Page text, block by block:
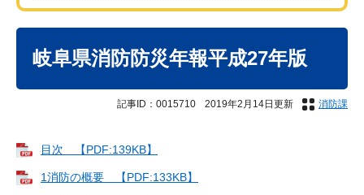
岐阜県消防防災年報平成27年版
記事ID：0015710 2019年2月14日更新 消防課
目次 【PDF:139KB】
1消防の概要 【PDF:133KB】